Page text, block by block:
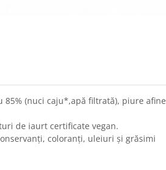
85% (nuci caju*,apă filtrată), piure afine
de iaurt certificate vegan.
coloranți, uleiuri și grăsimi